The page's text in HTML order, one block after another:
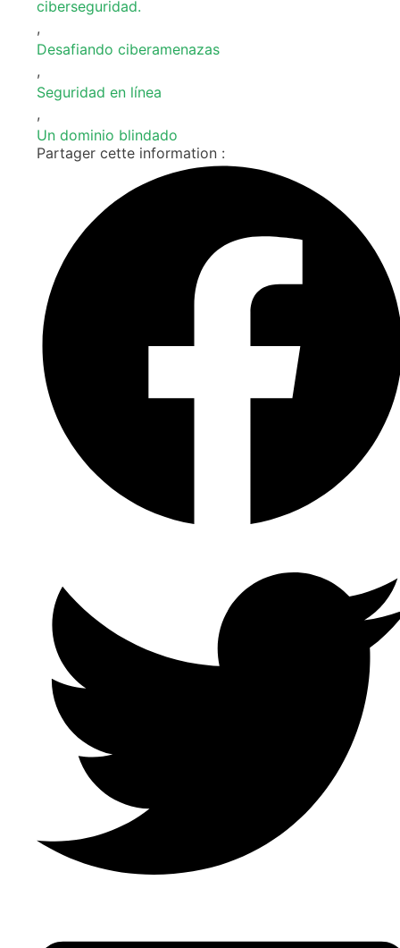
ciberseguridad.
,
Desafiando ciberamenazas
,
Seguridad en línea
,
Un dominio blindado
Partager cette information :